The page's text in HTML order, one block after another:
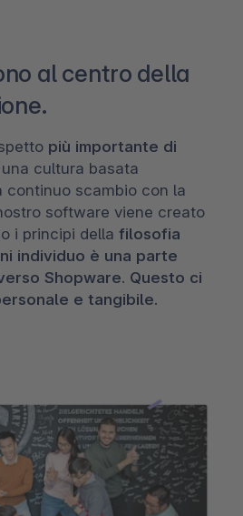
al centro della
più importante di
cultura basata
continuo scambio con la
software viene creato
i principi della filosofia
individuo è una parte
Shopware. Questo ci
e tangibile.